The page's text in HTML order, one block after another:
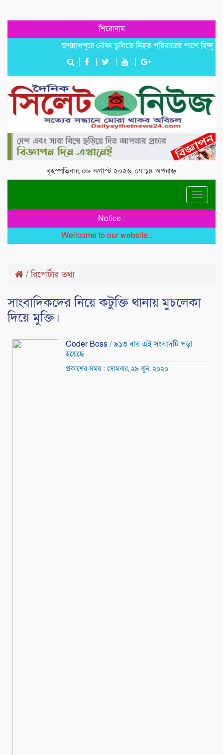
শিরোনাম
জগন্নাথপুরে নৌকা ডুবিতে নিহত পরিবারের পাশে হিন্দু বৌদ্ধ
বৃহস্পতিবার, ০৬ অগাস্ট ২০২৬, ০৭:১৪ অপরাহ্ন
Toggle
Notice :
Wellcome to our website...
/রিপোর্টার তথ্য
সাংবাদিকদের নিয়ে কটুক্তি থানায় মুচলেকা
দিয়ে মুক্তি।
Coder Boss/ ৯১৩ বার এই সংবাদটি পড়া
হয়েছে
প্রকাশের সময় : সোমবার, ২৯ জুন, ২০২০